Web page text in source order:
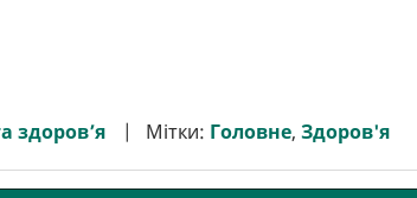
здоров’я Мітки: Головне, Здоров'я